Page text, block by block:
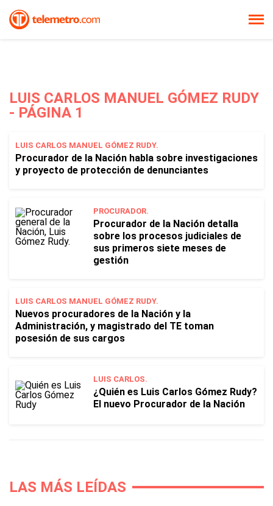
LUIS CARLOS MANUEL GÓMEZ RUDY
- PÁGINA 1
LUIS CARLOS MANUEL GÓMEZ RUDY.
Procurador de la Nación habla sobre investigaciones
y proyecto de protección de denunciantes
PROCURADOR.
Procurador de la Nación detalla
sobre los procesos judiciales de
sus primeros siete meses de
gestión
LUIS CARLOS MANUEL GÓMEZ RUDY.
Nuevos procuradores de la Nación y la
Administración, y magistrado del TE toman
posesión de sus cargos
LUIS CARLOS.
¿Quién es Luis Carlos Gómez Rudy?
El nuevo Procurador de la Nación
LAS MÁS LEÍDAS